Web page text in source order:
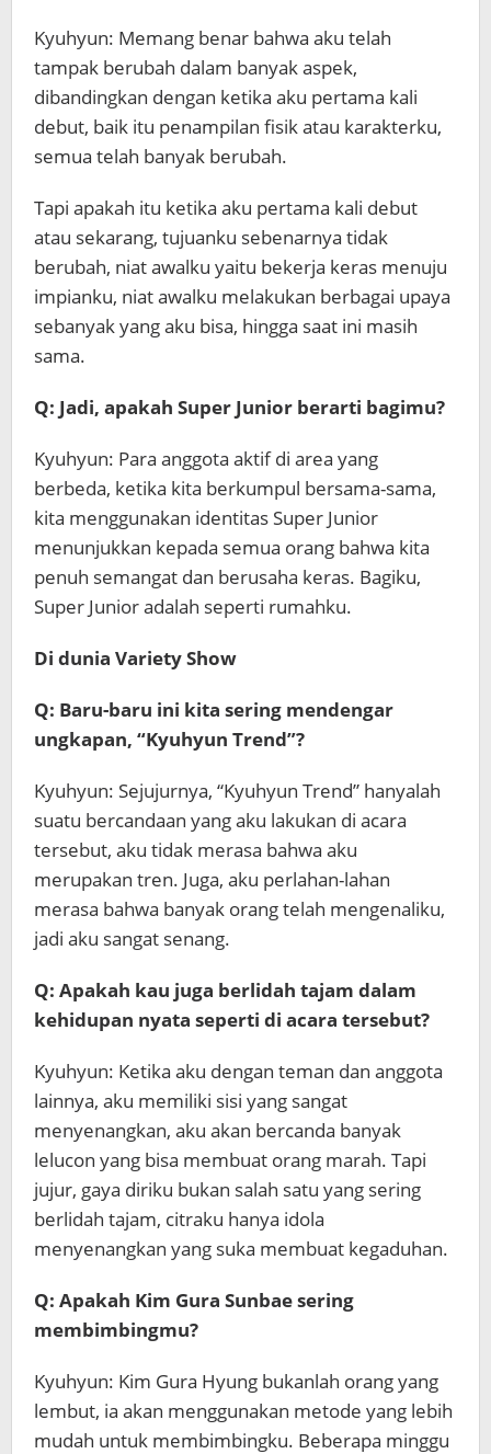
Kyuhyun: Memang benar bahwa aku telah
tampak berubah dalam banyak aspek,
dibandingkan dengan ketika aku pertama kali
debut, baik itu penampilan fisik atau karakterku,
semua telah banyak berubah.
Tapi apakah itu ketika aku pertama kali debut
atau sekarang, tujuanku sebenarnya tidak
berubah, niat awalku yaitu bekerja keras menuju
impianku, niat awalku melakukan berbagai upaya
sebanyak yang aku bisa, hingga saat ini masih
sama.
Q: Jadi, apakah Super Junior berarti bagimu?
Kyuhyun: Para anggota aktif di area yang
berbeda, ketika kita berkumpul bersama-sama,
kita menggunakan identitas Super Junior
menunjukkan kepada semua orang bahwa kita
penuh semangat dan berusaha keras. Bagiku,
Super Junior adalah seperti rumahku.
Di dunia Variety Show
Q: Baru-baru ini kita sering mendengar
ungkapan, “Kyuhyun Trend”?
Kyuhyun: Sejujurnya, “Kyuhyun Trend” hanyalah
suatu bercandaan yang aku lakukan di acara
tersebut, aku tidak merasa bahwa aku
merupakan tren. Juga, aku perlahan-lahan
merasa bahwa banyak orang telah mengenaliku,
jadi aku sangat senang.
Q: Apakah kau juga berlidah tajam dalam
kehidupan nyata seperti di acara tersebut?
Kyuhyun: Ketika aku dengan teman dan anggota
lainnya, aku memiliki sisi yang sangat
menyenangkan, aku akan bercanda banyak
lelucon yang bisa membuat orang marah. Tapi
jujur, gaya diriku bukan salah satu yang sering
berlidah tajam, citraku hanya idola
menyenangkan yang suka membuat kegaduhan.
Q: Apakah Kim Gura Sunbae sering
membimbingmu?
Kyuhyun: Kim Gura Hyung bukanlah orang yang
lembut, ia akan menggunakan metode yang lebih
mudah untuk membimbingku. Beberapa minggu